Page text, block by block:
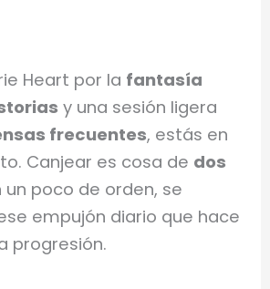
Heart por la fantasía
y una sesión ligera
frecuentes, estás en
Canjear es cosa de dos
un poco de orden, se
empujón diario que hace
progresión.